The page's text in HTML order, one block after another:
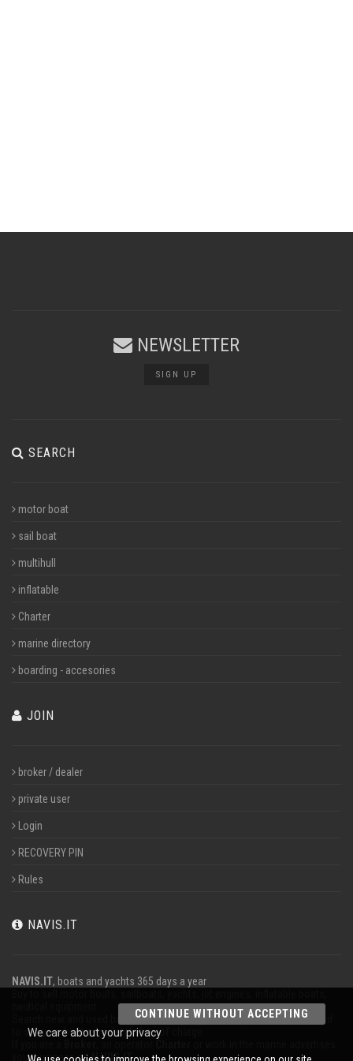
NEWSLETTER
SIGN UP
SEARCH
motor boat
sail boat
multihull
inflatable
Charter
marine directory
boarding - accesories
JOIN
broker / dealer
private user
Login
RECOVERY PIN
Rules
NAVIS.IT
NAVIS.IT, boats and yachts 365 days a year
Search new and used boats in our database or even post a classified ad
to sell your boat completely free of charge.
your business onNAVIS.IT.
CONTINUE WITHOUT ACCEPTING
We care about your privacy